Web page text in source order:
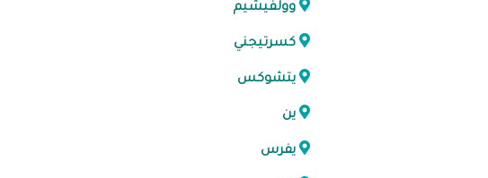
وولفيشيم
كسرتيجني
يتشوكس
ين
يفرس